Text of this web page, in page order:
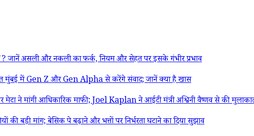
असली और नकली का फर्क, नियम और सेहत पर इसके गंभीर प्रभाव
में Gen Z और Gen Alpha से करेंगे संवाद; जानें क्या है खास
ने मांगी आधिकारिक माफी; Joel Kaplan ने आईटी मंत्री अश्विनी वैष्णव से की
मांग; बेसिक पे बढ़ाने और भत्तों पर निर्भरता घटाने का दिया सुझाव